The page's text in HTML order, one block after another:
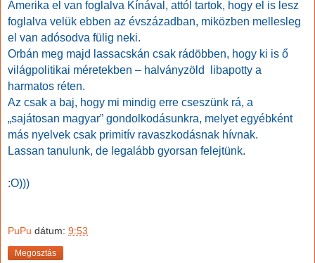
Amerika el van foglalva Kínával, attól tartok, hogy el is lesz
foglalva velük ebben az évszázadban, miközben mellesleg
el van adósodva fülig neki.
Orbán meg majd lassacskán csak rádöbben, hogy ki is ő
világpolitikai méretekben – halványzöld libapotty a
harmatos réten.
Az csak a baj, hogy mi mindig erre cseszünk rá, a
„sajátosan magyar” gondolkodásunkra, melyet egyébként
más nyelvek csak primitív ravaszkodásnak hívnak.
Lassan tanulunk, de legalább gyorsan felejtünk.
:O)))
PuPu dátum: 9:53
Megosztás